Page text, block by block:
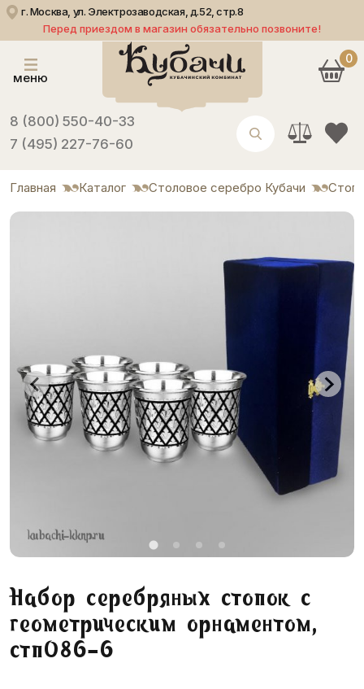
г. Москва, ул. Электрозаводская, д.52, стр.8
Перед приездом в магазин обязательно позвоните!
меню
8 (800) 550-40-33
7 (495) 227-76-60
0
Главная Каталог Столовое серебро Кубачи
Набор серебряных стопок с
геометрическим орнаментом,
стп086-6